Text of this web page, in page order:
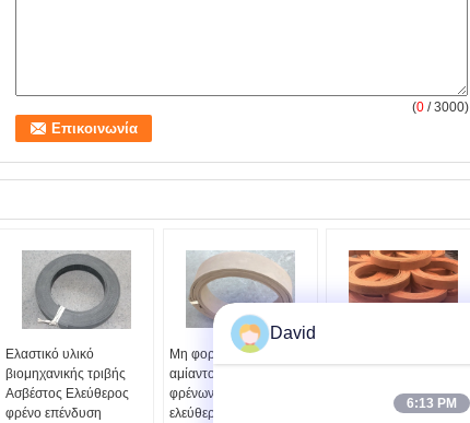
(0 / 3000)
Ελαστικό υλικό
βιομηχανικής τριβής
Ασβέστος Ελεύθερος
φρένο επένδυση
Μη φορμαρισμένη
αμίαντος επένδυση
φρένων αμιάντων
ελεύθερη για το ελαφρύ
βαρούλκων για τα
αγροτικά τρακτέρ
David
6:13 PM